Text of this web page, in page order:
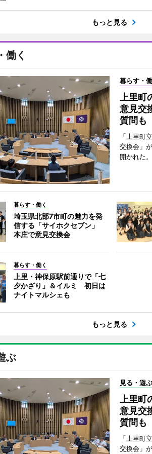
もっと見る
働く
暮らす・
上里町
意見交
質問も
「上里町
交換会」
開かれた。
暮らす・働く
埼玉県北部7市町の魅力を発
信する「サイホクセブン」
本庄で意見交換会
暮らす・働く
上里・神保原駅前通りで「七
夕かざり」＆イルミ 初日は
ナイトマルシェも
もっと見る
ぶ
見る・遊ぶ
上里町
意見交
質問も
「上里町
交換会」